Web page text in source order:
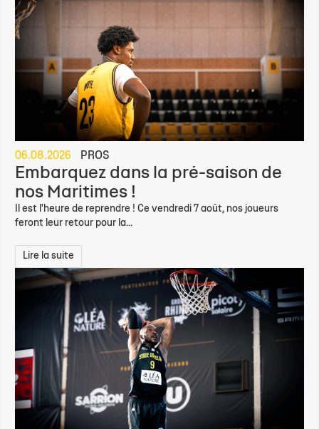
06.08.2026 PROS
Embarquez dans la pré-saison de
nos Maritimes !
Il est l'heure de reprendre ! Ce vendredi 7 août, nos joueurs
feront leur retour pour la...
Lire la suite